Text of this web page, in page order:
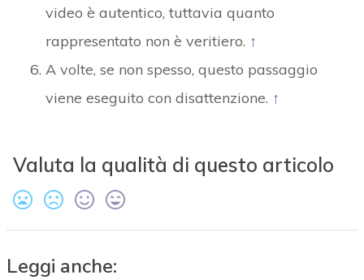
video è autentico, tuttavia quanto
rappresentato non è veritiero. ↑
A volte, se non spesso, questo passaggio
viene eseguito con disattenzione. ↑
Valuta la qualità di questo articolo
Leggi anche: